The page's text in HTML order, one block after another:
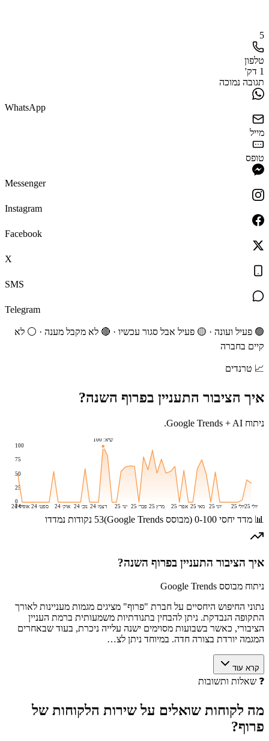
5
טלפון
1 דק'
תגובה נמוכה
WhatsApp
מייל
טופס
Messenger
Instagram
Facebook
X
SMS
Telegram
🟢 פעיל ועונה · 🟡 פעיל אבל סגור עכשיו · 🔴 לא מקבל מענה · ⚪ לא
קיים בחברה
📈 טרנדים
איך הציבור התעניין בפרוף השנה?
ניתוח Google Trends + AI.
0
25
50
75
100
שיא:100
יולי 24אוג׳ 24 ספט׳ 24 אוק׳ 24 נוב׳ 24 דצמ׳ 24 ינו׳ 25 פבר׳ 25 מרץ 25 אפר׳ 25 מאי 25 יוני 25 יולי 25 יולי 25
📊 מדד יחסי 0-100 (מבוסס Google Trends) 53 נקודות נמדדו
איך הציבור התעניין בפרוף השנה?
ניתוח מבוסס Google Trends
נתוני החיפוש היחסיים על חברת "פרוף" מציגים מגמות מעניינות לאורך
התקופה הנבדקת. ניתן להבחין בתנודתיות משמעותית ברמת העניין
הציבורי, כאשר בשבועות מסוימים ישנה עלייה ניכרת, בעוד שבאחרים
המגמה יורדת בצורה חדה. במיוחד ניתן לצ…
קרא עוד
❓ שאלות ותשובות
מה לקוחות שואלים על שירות הלקוחות של
פרוף?